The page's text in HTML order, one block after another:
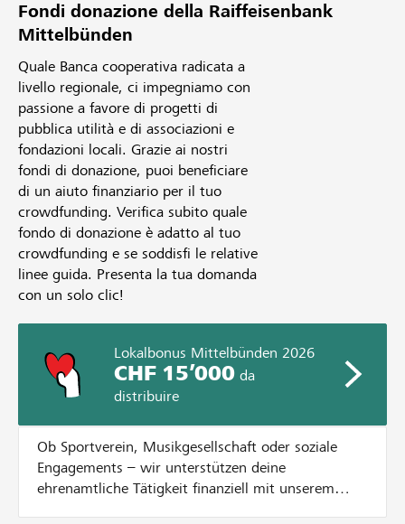
Fondi donazione della Raiffeisenbank
Mittelbünden
Quale Banca cooperativa radicata a
livello regionale, ci impegniamo con
passione a favore di progetti di
pubblica utilità e di associazioni e
fondazioni locali. Grazie ai nostri
fondi di donazione, puoi beneficiare
di un aiuto finanziario per il tuo
crowdfunding. Verifica subito quale
fondo di donazione è adatto al tuo
crowdfunding e se soddisfi le relative
linee guida. Presenta la tua domanda
con un solo clic!
Lokalbonus Mittelbünden 2026
CHF 15’000da
distribuire
Ob Sportverein, Musikgesellschaft oder soziale
Engagements – wir unterstützen deine
ehrenamtliche Tätigkeit finanziell mit unserem